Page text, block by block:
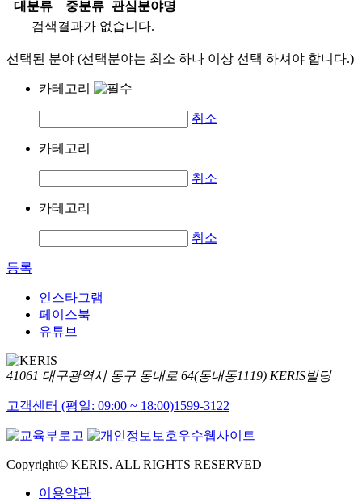
대분류 중분류
관심분야명
검색결과가 없습니다.
선택된 분야 (선택분야는 최소 하나 이상 선택 하셔야 합니다.)
카테고리
취소
카테고리
취소
카테고리
취소
등록
인스타그램
페이스북
유튜브
41061 대구광역시 동구 동내로 64(동내동1119) KERIS빌딩
고객센터 (평일: 09:00 ~ 18:00)1599-3122
Copyright© KERIS. ALL RIGHTS RESERVED
이용약관